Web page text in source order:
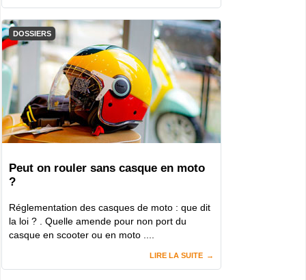
DOSSIERS
Peut on rouler sans casque en moto
?
Réglementation des casques de moto : que dit
la loi ? . Quelle amende pour non port du
casque en scooter ou en moto ....
LIRE LA SUITE